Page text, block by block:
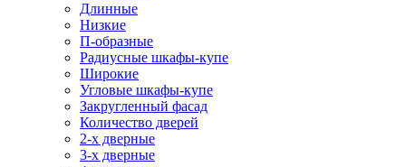
Длинные
Низкие
П-образные
Радиусные шкафы-купе
Широкие
Угловые шкафы-купе
Закругленный фасад
Количество дверей
2-х дверные
3-х дверные